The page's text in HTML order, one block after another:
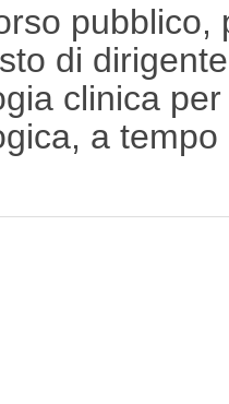
pubblico,
di
clinica
a